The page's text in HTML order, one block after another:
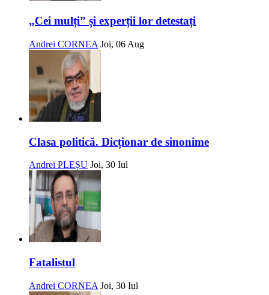
„Cei mulți” și experții lor detestați
Andrei CORNEA Joi, 06 Aug
Clasa politică. Dicționar de sinonime
Andrei PLEȘU Joi, 30 Iul
Fatalistul
Andrei CORNEA Joi, 30 Iul